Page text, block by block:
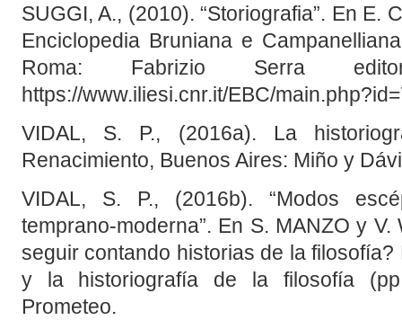
SUGGI, A., (2010). “Storiografia”. En E.
Enciclopedia Bruniana e
Roma: Fabrizio Serra
https://www.iliesi.cnr.it/EBC/
VIDAL, S. P., (2016a). La
Renacimiento, Buenos Aires: Miño y
VIDAL, S. P., (2016b). “Modos
temprano-moderna”. En S. MANZO y
seguir contando historias de la
y la historiografía de la filosofía
Prometeo.